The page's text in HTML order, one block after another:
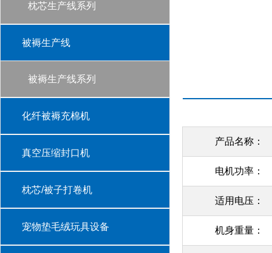
枕芯生产线系列
被褥生产线
被褥生产线系列
化纤被褥充棉机
真空压缩封口机
枕芯/被子打卷机
宠物垫毛绒玩具设备
产品名称：
电机功率：
适用电压：
机身重量：